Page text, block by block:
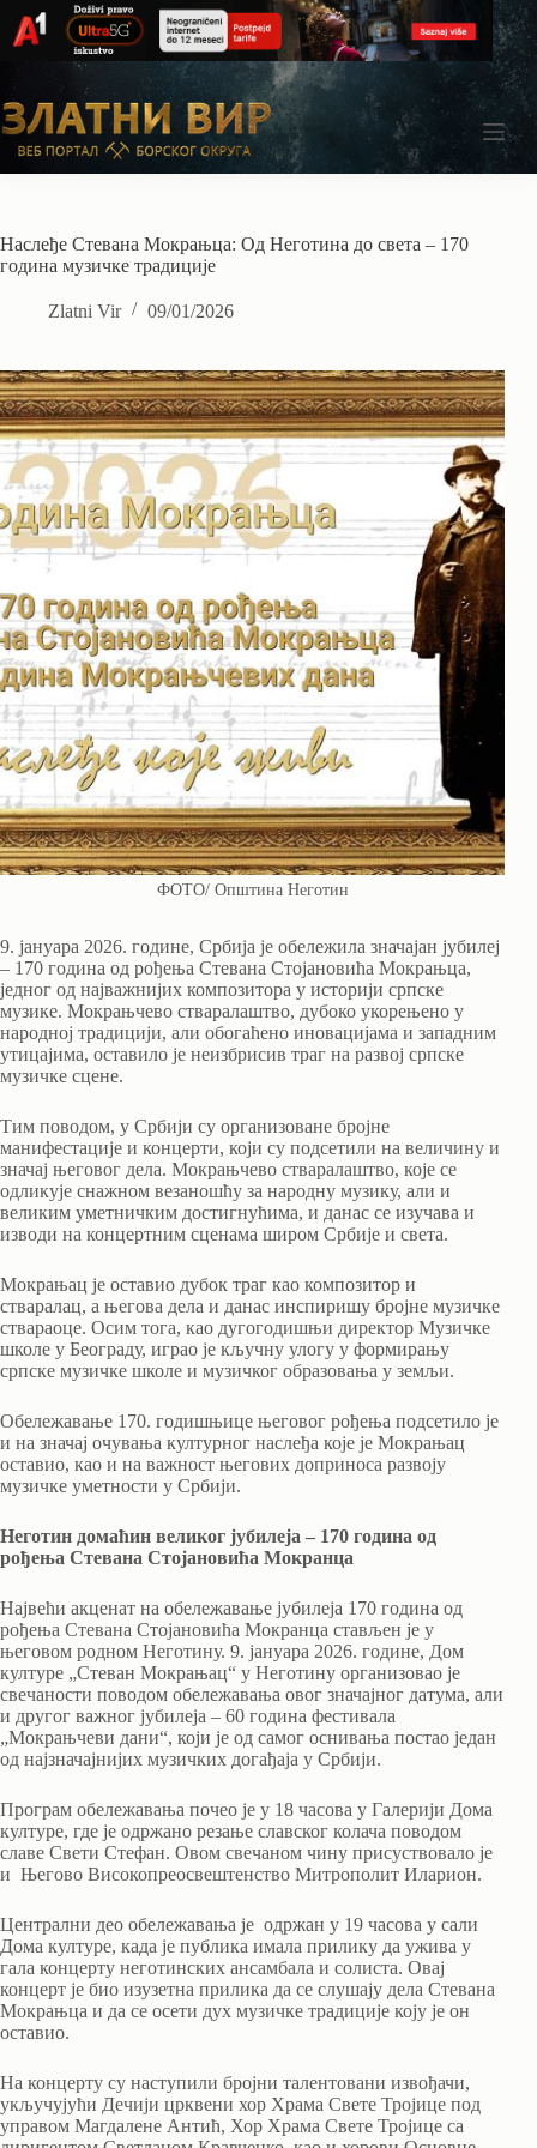
content
Наслеђе Стевана Мокрањца: Од Неготина до света – 170
година музичке традиције
Zlatni Vir 09/01/2026
ФОТО/ Општина Неготин
9. јануара 2026. године, Србија је обележила значајан јубилеј
– 170 година од рођења Стевана Стојановића Мокрањца,
једног од најважнијих композитора у историји српске
музике. Мокрањчево стваралаштво, дубоко укорењено у
народној традицији, али обогаћено иновацијама и западним
утицајима, оставило је неизбрисив траг на развој српске
музичке сцене.
Тим поводом, у Србији су организоване бројне
манифестације и концерти, који су подсетили на величину и
значај његовог дела. Мокрањчево стваралаштво, које се
одликује снажном везаношћу за народну музику, али и
великим уметничким достигнућима, и данас се изучава и
изводи на концертним сценама широм Србије и света.
Мокрањац је оставио дубок траг као композитор и
стваралац, а његова дела и данас инспиришу бројне музичке
ствараоце. Осим тога, као дугогодишњи директор Музичке
школе у Београду, играо је кључну улогу у формирању
српске музичке школе и музичког образовања у земљи.
Обележавање 170. годишњице његовог рођења подсетило је
и на значај очувања културног наслеђа које је Мокрањац
оставио, као и на важност његових доприноса развоју
музичке уметности у Србији.
Неготин домаћин великог јубилеја – 170 година од
рођења Стевана Стојановића Мокранца
Највећи акценат на обележавање јубилеја 170 година од
рођења Стевана Стојановића Мокранца стављен је у
његовом родном Неготину. 9. јануара 2026. године, Дом
културе „Стеван Мокрањац“ у Неготину организовао је
свечаности поводом обележавања овог значајног датума, али
и другог важног јубилеја – 60 година фестивала
„Мокрањчеви дани“, који је од самог оснивања постао један
од најзначајнијих музичких догађаја у Србији.
Програм обележавања почео је у 18 часова у Галерији Дома
културе, где је одржано резање славског колача поводом
славе Свети Стефан. Овом свечаном чину присуствовало је
и Његово Високопреосвештенство Митрополит Иларион.
Централни део обележавања је одржан у 19 часова у сали
Дома културе, када је публика имала прилику да ужива у
гала концерту неготинских ансамбала и солиста. Овај
концерт је био изузетна прилика да се слушају дела Стевана
Мокрањца и да се осети дух музичке традиције коју је он
оставио.
На концерту су наступили бројни талентовани извођачи,
укључујући Дечији црквени хор Храма Свете Тројице под
управом Магдалене Антић, Хор Храма Свете Тројице са